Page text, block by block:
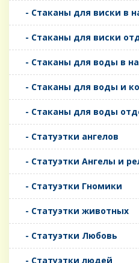
- Стаканы для виски в
- Стаканы для виски
- Стаканы для воды в
- Стаканы для воды и
- Стаканы для воды
- Статуэтки ангелов
- Статуэтки Ангелы и
- Статуэтки Гномики
- Статуэтки животных
- Статуэтки Любовь
- Статуэтки людей